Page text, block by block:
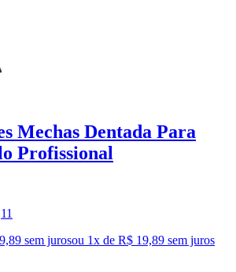
Mechas Dentada Para
Profissional
11
sem jurosou 1x de R$ 19,89 sem juros